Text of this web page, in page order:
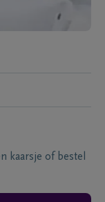
kaarsje of bestel